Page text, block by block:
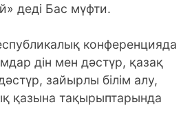
деді Бас мүфти.
конференцияда
дін мен дәстүр, қазақ
зайырлы білім алу,
қазына тақырыптарында